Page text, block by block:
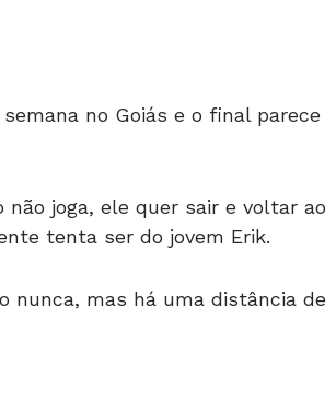
no Goiás e o final parece
joga, ele quer sair e voltar ao
tenta ser do jovem Erik.
nunca, mas há uma distância de